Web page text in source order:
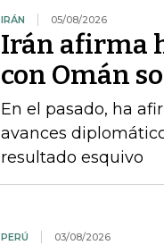
IRÁN 05/08/2026
Irán afirma
con Omán
En el pasado, ha
avances
resultado esquivo
PERÚ 03/08/2026